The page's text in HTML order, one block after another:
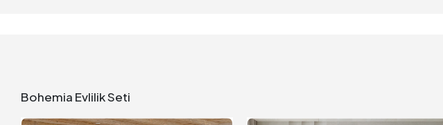
Bohemia Evlilik Seti